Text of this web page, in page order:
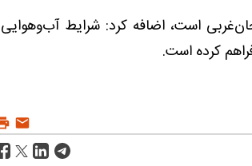
است، اضافه کرد: شرایط آب‌وهوایی
کرده است.